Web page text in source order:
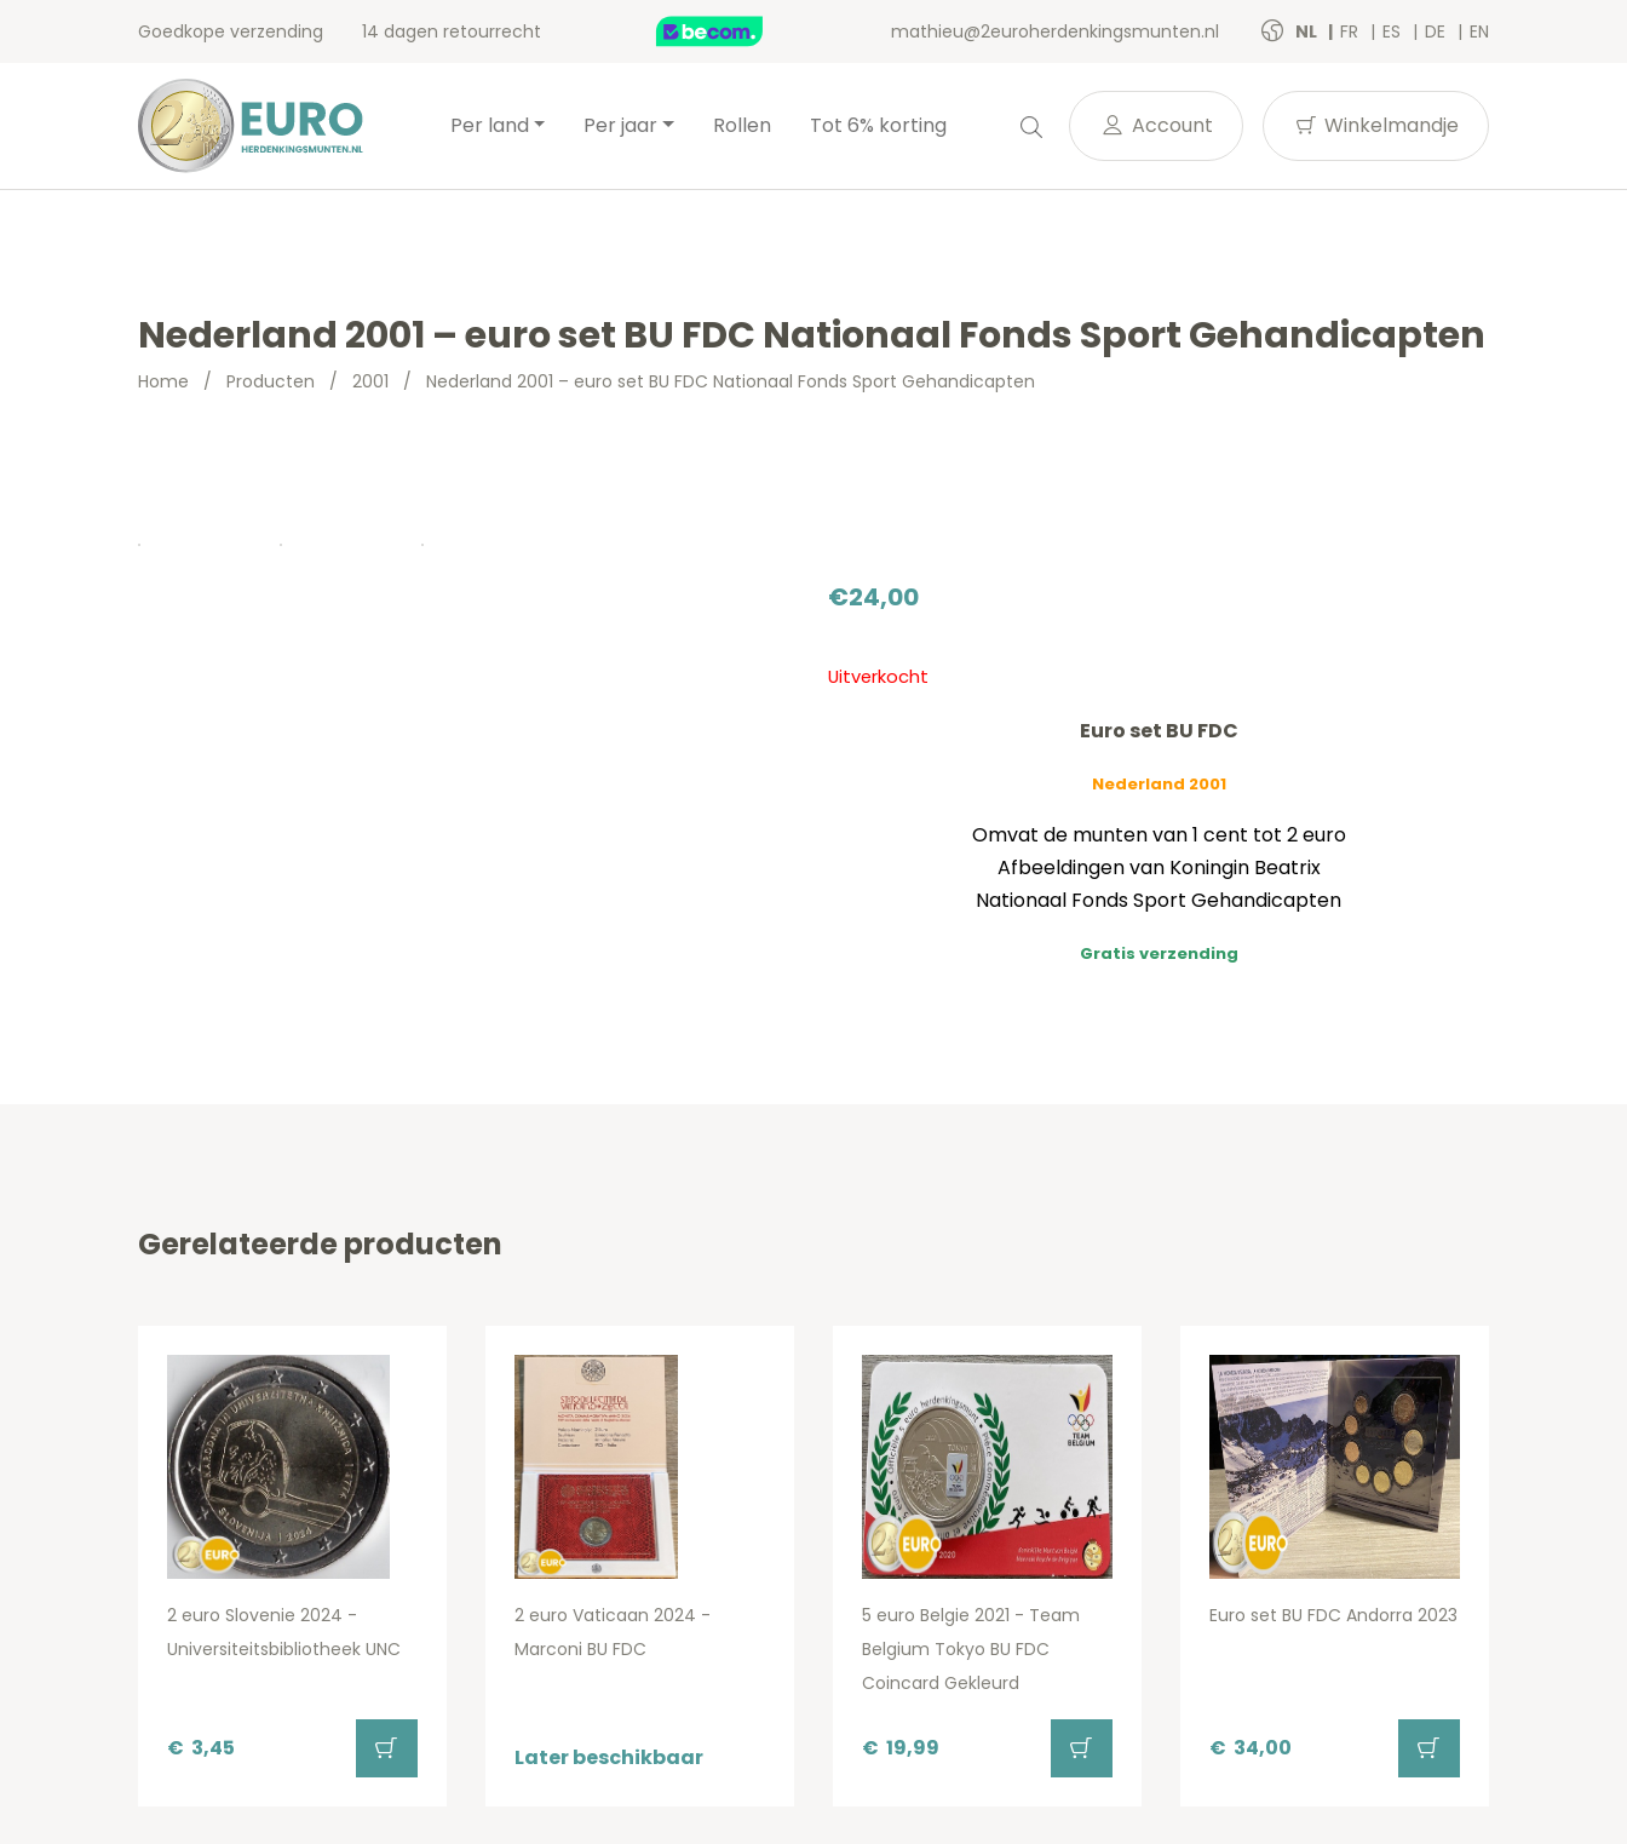
Goedkope verzending 14 dagen retourrecht mathieu@2euroherdenkingsmunten.nl NL FR ES DE EN
Per land Per jaar Rollen Tot 6% korting Account Winkelmandje
Nederland 2001 – euro set BU FDC Nationaal Fonds Sport Gehandicapten
Home / Producten / 2001 / Nederland 2001 – euro set BU FDC Nationaal Fonds Sport Gehandicapten
€24,00
Uitverkocht
Euro set BU FDC
Nederland 2001
Omvat de munten van 1 cent tot 2 euro
Afbeeldingen van Koningin Beatrix
Nationaal Fonds Sport Gehandicapten
Gratis verzending
Gerelateerde producten
2 euro Slovenie 2024 -
Universiteitsbibliotheek UNC
€ 3,45
2 euro Vaticaan 2024 -
Marconi BU FDC
Later beschikbaar
5 euro Belgie 2021 - Team
Belgium Tokyo BU FDC
Coincard Gekleurd
€ 19,99
Euro set BU FDC Andorra 2023
€ 34,00